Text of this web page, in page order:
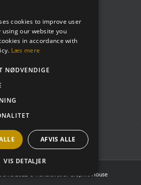
Varna 2022 © Håndlavet af Graphic House
cookies to improve user
using our website you
in accordance with
Læs mere
NØDVENDIGE
AFVIS ALLE
VIS DETALJER